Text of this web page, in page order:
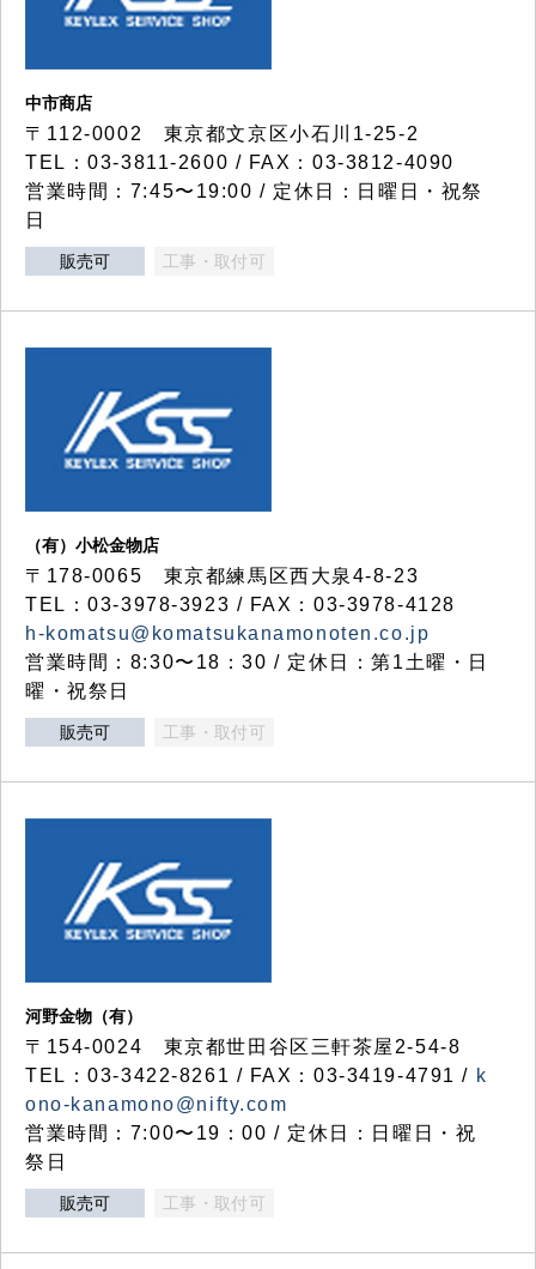
中市商店
〒112-0002 東京都文京区小石川1-25-2
TEL：03-3811-2600 / FAX：03-3812-4090
営業時間：7:45〜19:00 / 定休日：日曜日・祝祭
日
販売可 工事・取付可
（有）小松金物店
〒178-0065 東京都練馬区西大泉4-8-23
TEL：03-3978-3923 / FAX：03-3978-4128
h-komatsu@komatsukanamonoten.co.jp
営業時間：8:30〜18：30 / 定休日：第1土曜・日
曜・祝祭日
販売可 工事・取付可
河野金物（有）
〒154-0024 東京都世田谷区三軒茶屋2-54-8
TEL：03-3422-8261 / FAX：03-3419-4791 / k
ono-kanamono@nifty.com
営業時間：7:00〜19：00 / 定休日：日曜日・祝
祭日
販売可 工事・取付可